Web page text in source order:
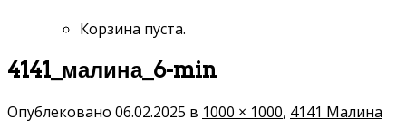
Корзина пуста.
4141_малина_6-min
Опублековано 06.02.2025 в 1000 × 1000, 4141 Малина